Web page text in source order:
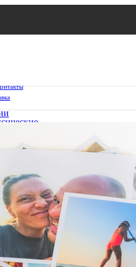
10х15
15х15
15х20
20х20
20х30
30х30
30х40